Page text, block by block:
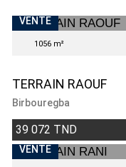
VENTE
1056 m²
TERRAIN RAOUF
Birbouregba
39 072 TND
VENTE